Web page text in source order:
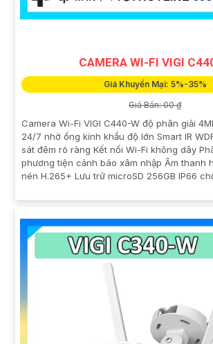
CAMERA WI-FI VIGI
Giá Khuyến Mại: 5%-35%
Giá Bán: 00 ₫
Camera Wi-Fi VIGI C440-W độ phân giải
24/7 nhờ ống kính khẩu độ lớn Smart IR
sát đêm rõ ràng Kết nối Wi-Fi không dây
phương tiện cảnh báo xâm nhập Âm thanh
nén H.265+ Lưu trữ microSD 256GB IP66